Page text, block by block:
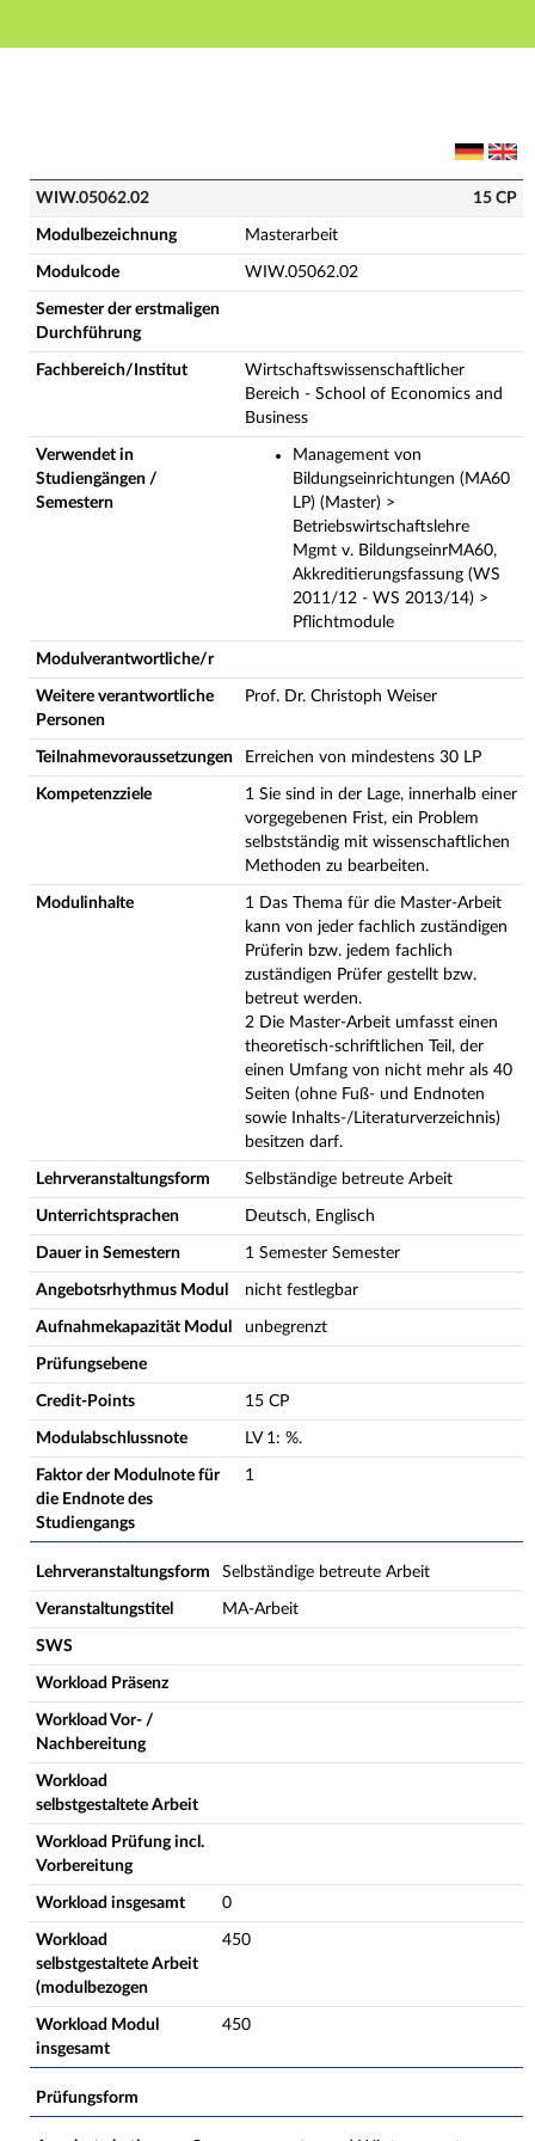
Hauptnavigation
WIW.05062.02 - Masterarbeit (Vollständige
WIW.05062.02 15 CP
Modulbezeichnung Masterarbeit
Modulcode WIW.05062.02
Semester der erstmaligen
Durchführung
Fachbereich/Institut
Wirtschaftswissenschaftlicher
Bereich - School of Economics and
Business
Verwendet in
Studiengängen /
Semestern
Management von
Bildungseinrichtungen (MA60
LP) (Master) >
Betriebswirtschaftslehre
Mgmt v. BildungseinrMA60,
Akkreditierungsfassung (WS
2011/12 - WS 2013/14) >
Pflichtmodule
Modulverantwortliche/r
Weitere verantwortliche
Personen
Prof. Dr. Christoph Weiser
Teilnahmevoraussetzungen Erreichen von mindestens 30 LP
Kompetenzziele
1 Sie sind in der Lage, innerhalb einer
vorgegebenen Frist, ein Problem
selbstständig mit wissenschaftlichen
Methoden zu bearbeiten.
Modulinhalte
1 Das Thema für die Master-Arbeit
kann von jeder fachlich zuständigen
Prüferin bzw. jedem fachlich
zuständigen Prüfer gestellt bzw.
betreut werden.
2 Die Master-Arbeit umfasst einen
theoretisch-schriftlichen Teil, der
einen Umfang von nicht mehr als 40
Seiten (ohne Fuß- und Endnoten
sowie Inhalts-/Literaturverzeichnis)
besitzen darf.
Lehrveranstaltungsform Selbständige betreute Arbeit
Unterrichtsprachen Deutsch, Englisch
Dauer in Semestern 1 Semester Semester
Angebotsrhythmus Modul nicht festlegbar
Aufnahmekapazität Modul unbegrenzt
Prüfungsebene
Credit-Points 15 CP
Modulabschlussnote LV 1: %.
Faktor der Modulnote für
die Endnote des
Studiengangs
1
Lehrveranstaltungsform Selbständige betreute Arbeit
Veranstaltungstitel MA-Arbeit
SWS
Workload Präsenz
Workload Vor- /
Nachbereitung
Workload
selbstgestaltete Arbeit
Workload Prüfung incl.
Vorbereitung
Workload insgesamt 0
Workload
selbstgestaltete Arbeit
(modulbezogen
450
Workload Modul
insgesamt
450
Prüfungsform